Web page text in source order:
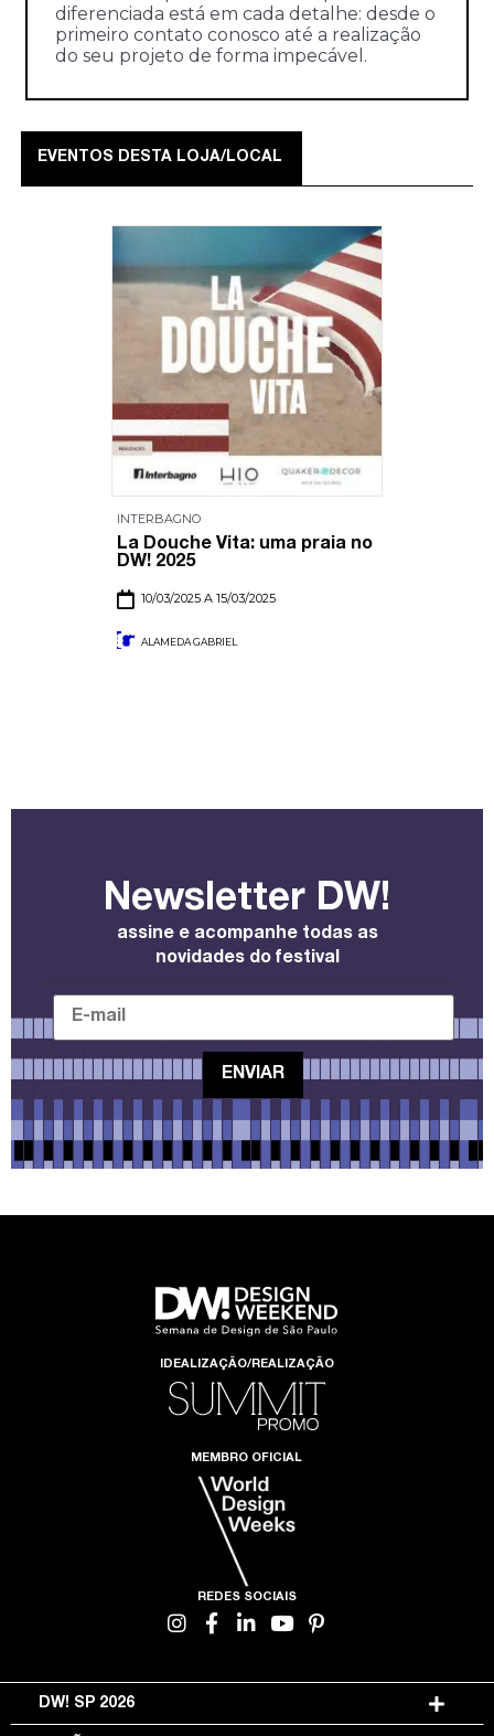
diferenciada está em cada detalhe: desde o
primeiro contato conosco até a realização
do seu projeto de forma impecável.
EVENTOS DESTA LOJA/LOCAL
INTERBAGNO
La Douche Vita: uma praia no
DW! 2025
10/03/2025 A 15/03/2025
ALAMEDA GABRIEL
Newsletter DW!
assine e acompanhe todas as
novidades do festival
IDEALIZAÇÃO/REALIZAÇÃO
MEMBRO OFICIAL
REDES SOCIAIS
DW! SP 2026